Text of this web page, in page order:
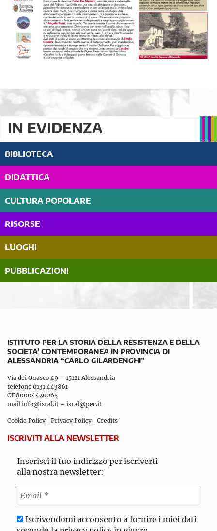
IN EVIDENZA
BIBLIOTECA
DIDATTICA
CULTURA POPOLARE
RISORSE
LUOGHI
PUBBLICAZIONI
ISTITUTO PER LA STORIA DELLA RESISTENZA E DELLA
SOCIETA’ CONTEMPORANEA IN PROVINCIA DI
ALESSANDRIA “CARLO GILARDENGHI”
Via dei Guasco 49 – 15121 Alessandria
telefono 0131 443861
CF 80004420065
mail info@isral.it – isral@pec.it
Cookie Policy Privacy Policy Credits
ISCRIVITI ALLA NEWSLETTER
Inserisci il tuo indirizzo per iscriverti
alla nostra newsletter:
Iscrivendomi acconsento a fornire i miei dati